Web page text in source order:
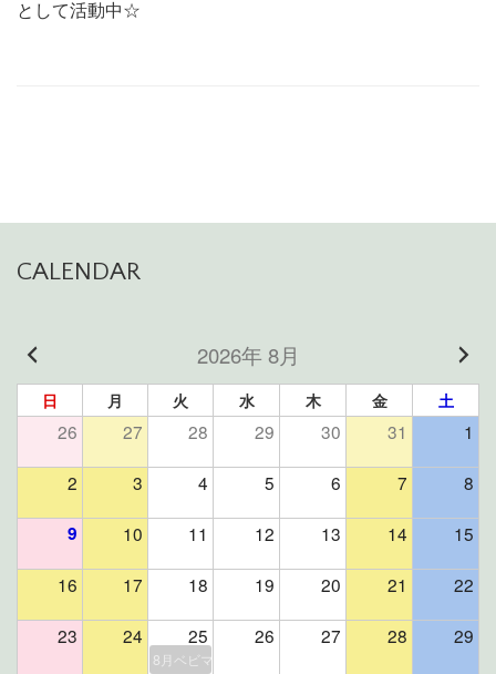
として活動中☆
CALENDAR
2026年 8月
日 月 火 水 木 金 土
26 27 28 29 30 31 1
2 3 4 5 6 7 8
9 10 11 12 13 14 15
16 17 18 19 20 21 22
23 24 25 26 27 28 29
8月ベビマ＆よもぎ蒸しイベント（残席２組様）